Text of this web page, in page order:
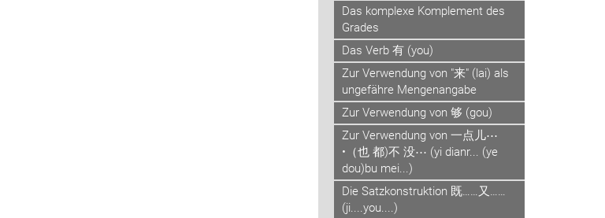
Das komplexe Komplement des
Grades
Das Verb 有 (you)
Zur Verwendung von "来" (lai) als
ungefähre Mengenangabe
Zur Verwendung von 够 (gou)
Zur Verwendung von 一点儿⋯
•（也 都)不 没⋯ (yi dianr... (ye
dou)bu mei...)
Die Satzkonstruktion 既……又……
(ji....you....)